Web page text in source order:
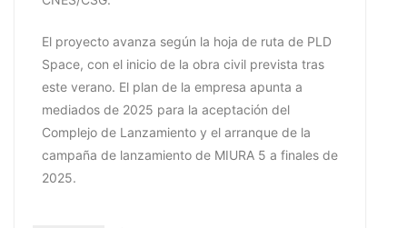
El proyecto avanza según la hoja de ruta de PLD
Space, con el inicio de la obra civil prevista tras
este verano. El plan de la empresa apunta a
mediados de 2025 para la aceptación del
Complejo de Lanzamiento y el arranque de la
campaña de lanzamiento de MIURA 5 a finales de
2025.